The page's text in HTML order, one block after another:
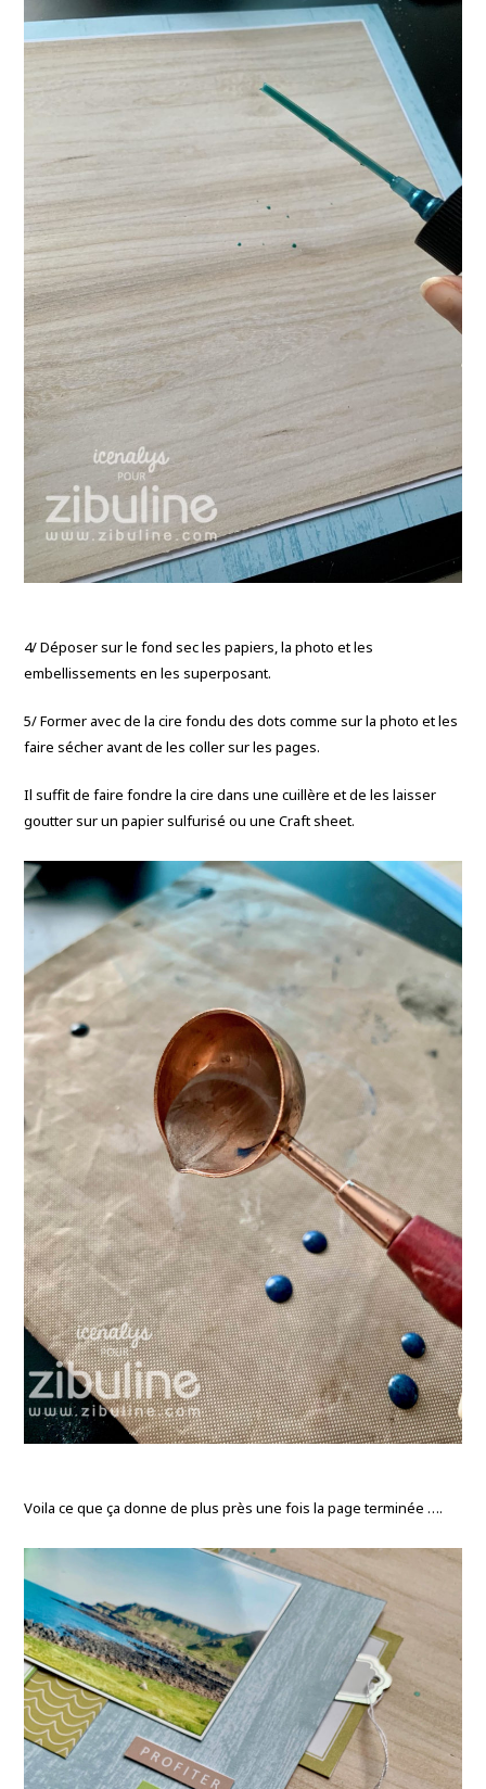
4/ Déposer sur le fond sec les papiers, la photo et les
embellissements en les superposant.
5/ Former avec de la cire fondu des dots comme sur la photo et les
faire sécher avant de les coller sur les pages.
Il suffit de faire fondre la cire dans une cuillère et de les laisser
goutter sur un papier sulfurisé ou une Craft sheet.
Voila ce que ça donne de plus près une fois la page terminée ….